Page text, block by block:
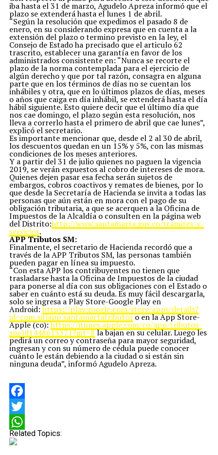
iba hasta el 31 de marzo, Agudelo Apreza informó que el
plazo se extenderá hasta el lunes 1 de abril.
“Según la resolución que expedimos el pasado 8 de
enero, en su considerando expresa que en cuenta a la
extensión del plazo o termino previsto en la ley, el
Consejo de Estado ha precisado que el articulo 62
trascrito, establecer una garantía en favor de los
administrados consistente en: “Nunca se recorte el
plazo de la norma contemplada para el ejercicio de
algún derecho y que por tal razón, consagra en alguna
parte que en los términos de días no se cuentan los
inhábiles y otra, que en lo últimos plazos de días, meses
o años que caiga en día inhábil, se extenderá hasta el día
hábil siguiente. Esto quiere decir que el último día que
nos cae domingo, el plazo según esta resolución, nos
lleva a correrlo hasta el primero de abril que cae lunes”,
explicó el secretario.
Es importante mencionar que, desde el 2 al 30 de abril,
los descuentos quedan en un 15% y 5%, con las mismas
condiciones de los meses anteriores.
Y a partir del 31 de julio quienes no paguen la vigencia
2019, se verán expuestos al cobro de intereses de mora.
Quienes dejen pasar esa fecha serán sujetos de
embargos, cobros coactivos y remates de bienes, por lo
que desde la Secretaría de Hacienda se invita a todas las
personas que aún están en mora con el pago de su
obligación tributaria, a que se acerquen a la Oficina de
Impuestos de la Alcaldía o consulten en la página web
del Distrito:http://www.santamarta.gov.co/tramites-y-
servicios.
APP Tributos SM:
Finalmente, el secretario de Hacienda recordó que a
través de la APP Tributos SM, las personas también
pueden pagar en línea su impuesto.
“Con esta APP los contribuyentes no tienen que
trasladarse hasta la Oficina de Impuestos de la ciudad
para ponerse al día con sus obligaciones con el Estado o
saber en cuánto está su deuda. Es muy fácil descargarla,
solo se ingresa a Play Store-Google Play en
Android: https://play.google.com/store/apps/details?
id=com.sitiapp.santamartatributoso en la App Store-
Apple (co):https://itunes.apple.com/co/app/tributos-
sm/id1448613371?mt=8la bajan en su celular. Luego les
pedirá un correo y contraseña para mayor seguridad,
ingresan y con su número de cédula puede conocer
cuánto le están debiendo a la ciudad o si están sin
ninguna deuda”, informó Agudelo Apreza.
Facebook
Twitter
WhatsApp
Related Topics: